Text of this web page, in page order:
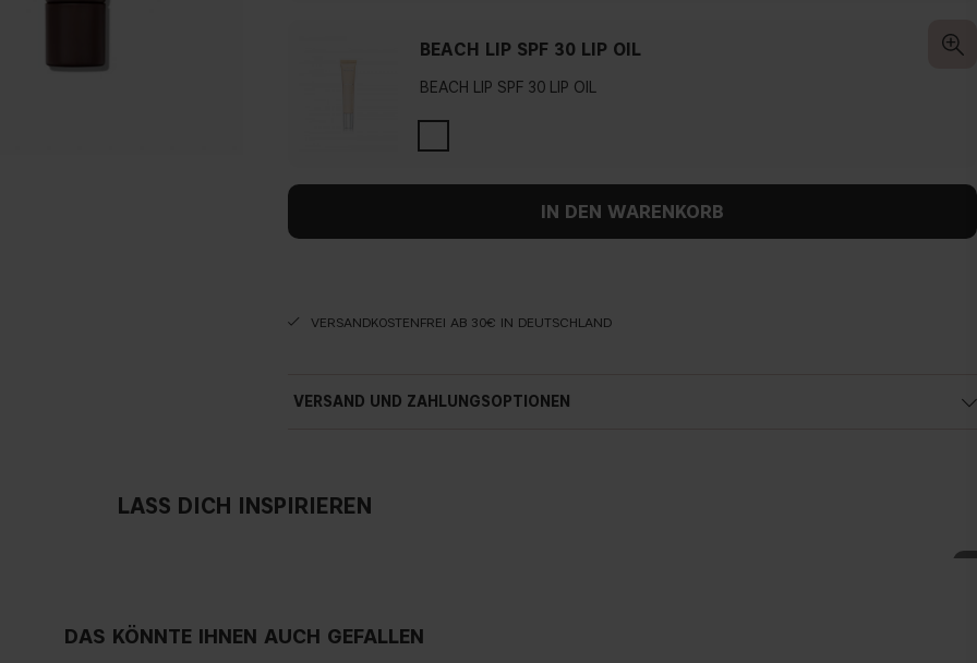
BEACH LIP SPF 30 LIP OIL
BEACH LIP SPF 30 LIP OIL
IN DEN WARENKORB
VERSANDKOSTENFREI AB 30€ IN DEUTSCHLAND
VERSAND UND ZAHLUNGSOPTIONEN
LASS DICH INSPIRIEREN
DAS KÖNNTE IHNEN AUCH GEFALLEN